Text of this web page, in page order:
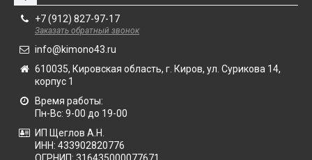
+7 (912) 827-97-17
Заказать обратный звонок
info@kimono43.ru
610035, Кировская область, г. Киров, ул. Сурикова 14,
корпус 1
Время работы:
Пн-Вс: 9-00 до 19-00
ИП Щеглов А.Н.
ИНН: 433902820776
ОГРНИП: 316435000077671